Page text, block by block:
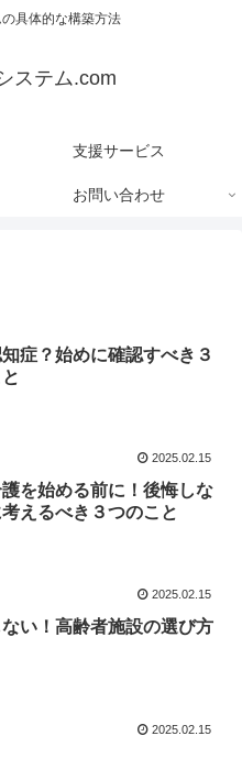
具体的な構築方法
ステム.com
支援サービス
お問い合わせ
症？始めに確認すべき３
2025.02.15
を始める前に！後悔しな
えるべき３つのこと
2025.02.15
い！高齢者施設の選び方
2025.02.15